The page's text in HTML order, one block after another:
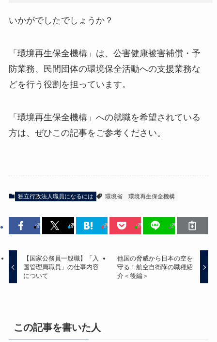
いかがでしたでしょうか？
「環境再生保全機構」は、公害健康被害補償・予
防業務、民間団体の環境保全活動への支援業務な
どを行う役割を担っています。
「環境再生保全機構」への就職を希望されている
方は、ぜひこの記事をご参考ください。
独立行政法人職員になるには 環境省 環境再生保全機構
【国家公務員一般職】「入
国管理局職員」の仕事内容
について
他国の脅威から日本の空を
守る！航空自衛隊の職種紹
介＜後編＞
この記事を書いた人